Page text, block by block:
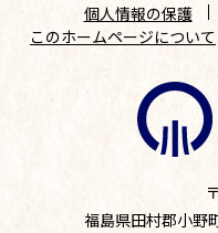
個人情報の保護
このホームページについて
福島県田村郡小野